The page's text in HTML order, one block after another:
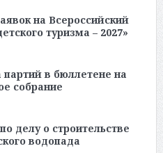
на Всероссийский
туризма – 2027»
в бюллетене на
собрание
делу о строительстве
водопада